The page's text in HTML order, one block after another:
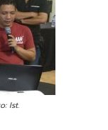
Ist.